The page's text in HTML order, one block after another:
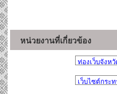
หน่วยงานที่เกี่ยวข้อง